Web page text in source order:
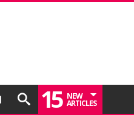
15 NEW
ARTICLES